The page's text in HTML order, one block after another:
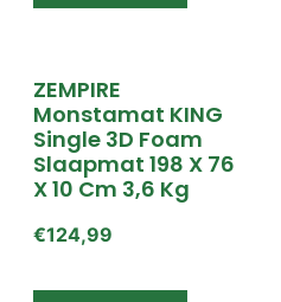
ZEMPIRE
Monstamat KING
Single 3D Foam
Slaapmat 198 X 76
X 10 Cm 3,6 Kg
€124,99